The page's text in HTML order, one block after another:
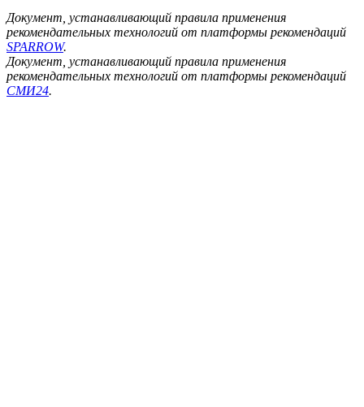
Документ, устанавливающий правила применения
рекомендательных технологий от платформы рекомендаций
SPARROW.
Документ, устанавливающий правила применения
рекомендательных технологий от платформы рекомендаций
СМИ24.